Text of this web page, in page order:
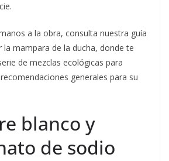
a la obra, consulta nuestra guía
mampara de la ducha, donde te
de mezclas ecológicas para
generales para su
blanco y
de sodio